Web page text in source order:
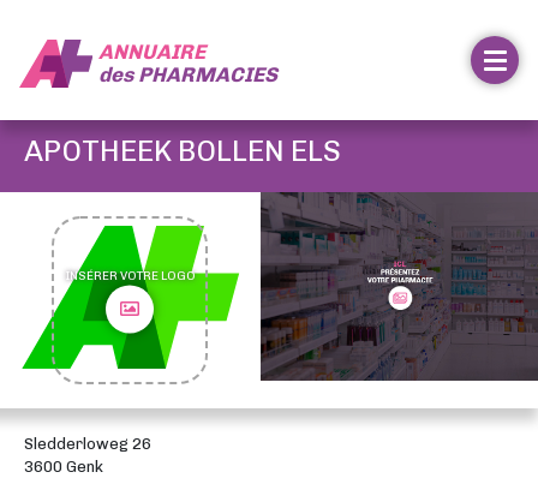
ANNUAIRE
desPHARMACIES
APOTHEEK BOLLEN ELS
INSÉRER VOTRE LOGO
Sledderloweg 26
3600 Genk